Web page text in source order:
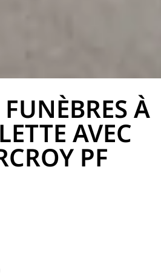
À
AVEC
PF